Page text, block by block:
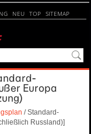
NEU TOP SITEMAP
Europa
/ Standard-
Russland)]